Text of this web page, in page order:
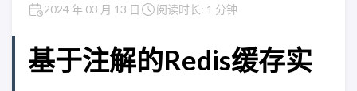
2024 年 03 月 13 日 阅读时长: 1 分钟
基于注解的Redis缓存实